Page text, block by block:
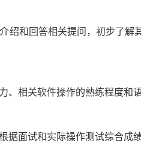
绍和回答相关提问，初步了
相关软件操作的熟练程度和
据面试和实际操作测试综合成